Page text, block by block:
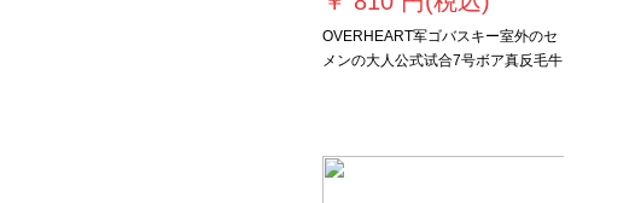
OVERHEART军ゴバスキー室外のセ
メンの大人公式试合7号ボア真反毛牛